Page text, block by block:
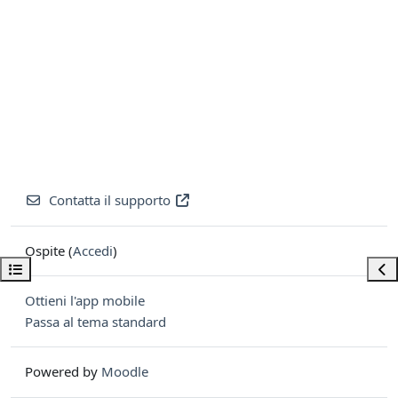
Apri indice del corso
Contatta il supporto
Ospite (Accedi)
Ottieni l'app mobile
Passa al tema standard
Powered by Moodle